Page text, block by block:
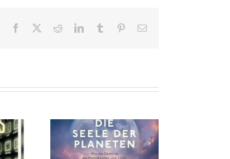
Facebook RedditLinkedInTumblr Pinterest
E-